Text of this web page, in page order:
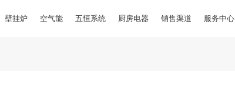
壁挂炉 空气能 五恒系统 厨房电器 销售渠道 服务中心